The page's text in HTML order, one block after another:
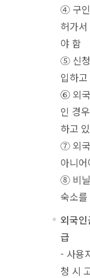
④ 구인
허가
야 함
⑤ 신청
입하
⑥ 외국
인 경
하고
⑦ 외국
아니
⑧ 비닐
숙소
외국
급
- 사용
청 시